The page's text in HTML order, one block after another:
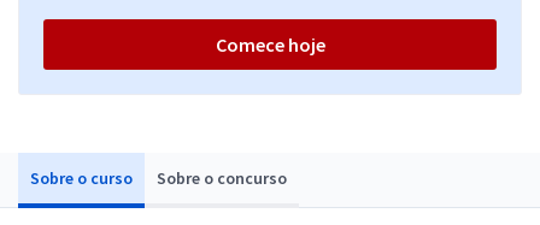
Sobre o curso Sobre o concurso
Comece hoje